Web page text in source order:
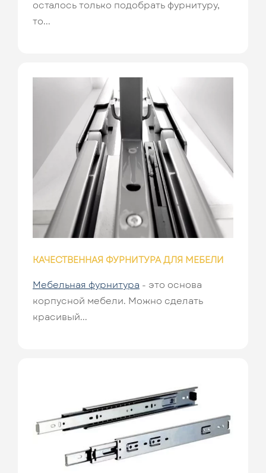
осталось только подобрать фурнитуру,
то...
КАЧЕСТВЕННАЯ ФУРНИТУРА ДЛЯ МЕБЕЛИ
Мебельная фурнитура - это основа
корпусной мебели. Можно сделать
красивый...